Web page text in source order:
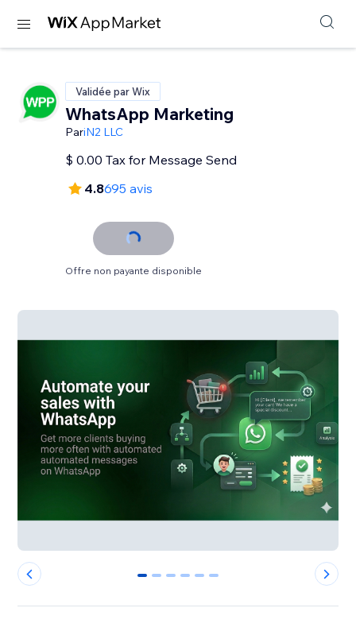
Validée par Wix
WhatsApp Marketing
PariN2 LLC
$ 0.00 Tax for Message Send
4.8695 avis
Offre non payante disponible
0 1 2 3 4 5